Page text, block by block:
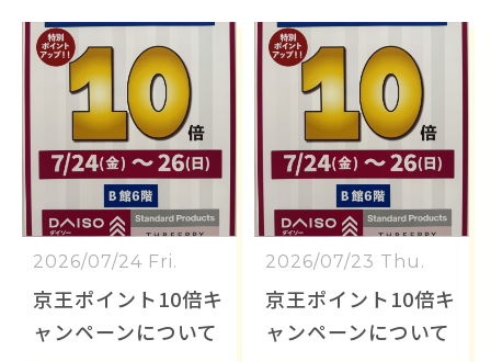
2026/07/24 Fri.
京王ポイント10倍キ
ャンペーンについて
2026/07/23 Thu.
京王ポイント10倍キ
ャンペーンについて